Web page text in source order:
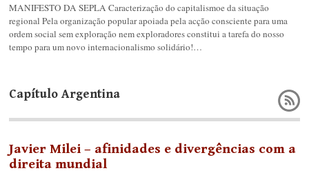
MANIFESTO DA SEPLA Caracterização do capitalismoe da situação
regional Pela organização popular apoiada pela acção consciente para uma
ordem social sem exploração nem exploradores constitui a tarefa do nosso
tempo para um novo internacionalismo solidário!…
Capítulo Argentina
Javier Milei – afinidades e divergências com a
direita mundial